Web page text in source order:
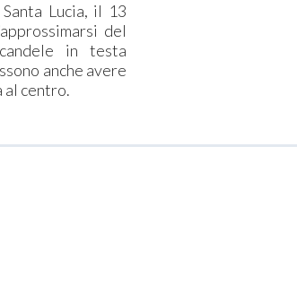
Lucia, il 13
del
in testa
anche avere
al centro.